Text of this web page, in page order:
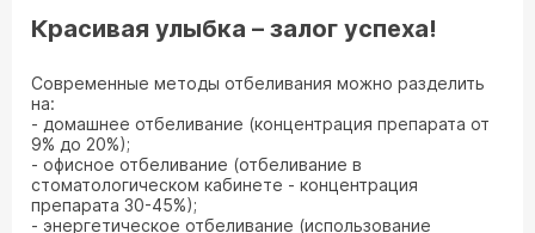
Красивая улыбка – залог успеха!
Современные методы отбеливания можно разделить
на:
- домашнее отбеливание (концентрация препарата от
9% до 20%);
- офисное отбеливание (отбеливание в
стоматологическом кабинете - концентрация
препарата 30-45%);
- энергетическое отбеливание (использование